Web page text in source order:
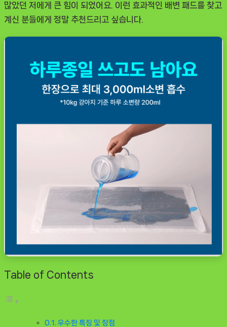
많았던 저에게 큰 힘이 되었어요. 이런 효과적인 배변 패드를 찾고
계신 분들에게 정말 추천드리고 싶습니다.
Table of Contents
우수한 특징 및 장점